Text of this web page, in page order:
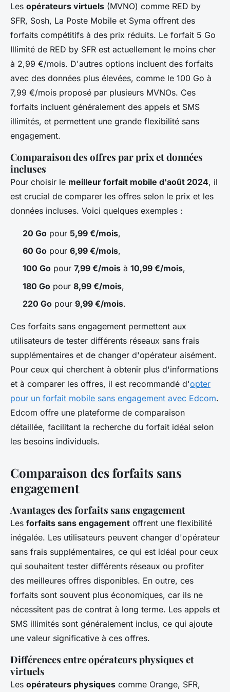
Les opérateurs virtuels (MVNO) comme RED by
SFR, Sosh, La Poste Mobile et Syma offrent des
forfaits compétitifs à des prix réduits. Le forfait 5 Go
Illimité de RED by SFR est actuellement le moins cher
à 2,99 €/mois. D'autres options incluent des forfaits
avec des données plus élevées, comme le 100 Go à
7,99 €/mois proposé par plusieurs MVNOs. Ces
forfaits incluent généralement des appels et SMS
illimités, et permettent une grande flexibilité sans
engagement.
Comparaison des offres par prix et données
incluses
Pour choisir le meilleur forfait mobile d'août 2024, il
est crucial de comparer les offres selon le prix et les
données incluses. Voici quelques exemples :
20 Go pour 5,99 €/mois,
60 Go pour 6,99 €/mois,
100 Go pour 7,99 €/mois à 10,99 €/mois,
180 Go pour 8,99 €/mois,
220 Go pour 9,99 €/mois.
Ces forfaits sans engagement permettent aux
utilisateurs de tester différents réseaux sans frais
supplémentaires et de changer d'opérateur aisément.
Pour ceux qui cherchent à obtenir plus d'informations
et à comparer les offres, il est recommandé d'opter
pour un forfait mobile sans engagement avec Edcom.
Edcom offre une plateforme de comparaison
détaillée, facilitant la recherche du forfait idéal selon
les besoins individuels.
Comparaison des forfaits sans
engagement
Avantages des forfaits sans engagement
Les forfaits sans engagement offrent une flexibilité
inégalée. Les utilisateurs peuvent changer d'opérateur
sans frais supplémentaires, ce qui est idéal pour ceux
qui souhaitent tester différents réseaux ou profiter
des meilleures offres disponibles. En outre, ces
forfaits sont souvent plus économiques, car ils ne
nécessitent pas de contrat à long terme. Les appels et
SMS illimités sont généralement inclus, ce qui ajoute
une valeur significative à ces offres.
Différences entre opérateurs physiques et
virtuels
Les opérateurs physiques comme Orange, SFR,